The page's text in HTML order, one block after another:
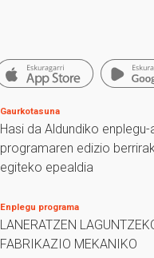
Gaurkotasuna
Hasi da Aldundiko enplegu-
programaren edizio
egiteko epealdia
Enplegu programa
LANERATZEN
FABRIKAZIO MEKANIKO